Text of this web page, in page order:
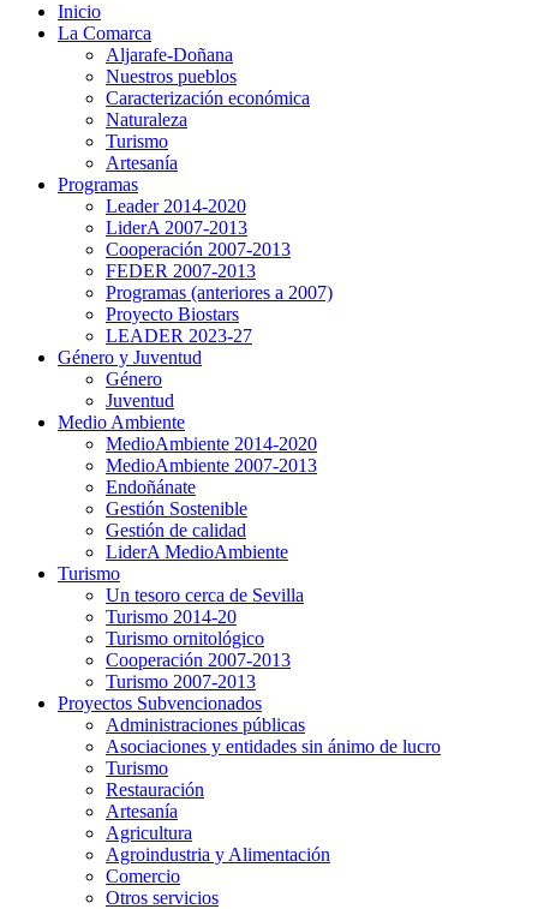
Inicio
La Comarca
Aljarafe-Doñana
Nuestros pueblos
Caracterización económica
Naturaleza
Turismo
Artesanía
Programas
Leader 2014-2020
LiderA 2007-2013
Cooperación 2007-2013
FEDER 2007-2013
Programas (anteriores a 2007)
Proyecto Biostars
LEADER 2023-27
Género y Juventud
Género
Juventud
Medio Ambiente
MedioAmbiente 2014-2020
MedioAmbiente 2007-2013
Endoñánate
Gestión Sostenible
Gestión de calidad
LiderA MedioAmbiente
Turismo
Un tesoro cerca de Sevilla
Turismo 2014-20
Turismo ornitológico
Cooperación 2007-2013
Turismo 2007-2013
Proyectos Subvencionados
Administraciones públicas
Asociaciones y entidades sin ánimo de lucro
Turismo
Restauración
Artesanía
Agricultura
Agroindustria y Alimentación
Comercio
Otros servicios